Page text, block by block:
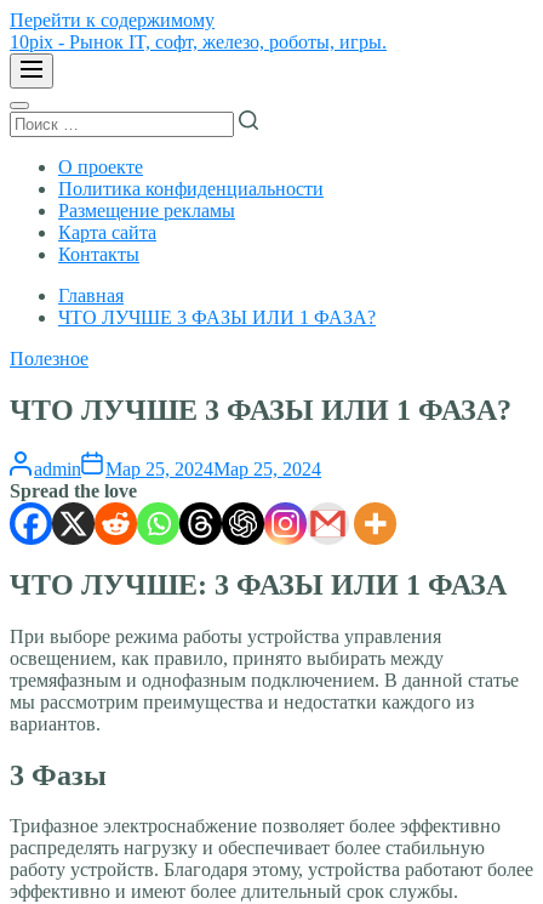
Перейти к содержимому
10pix - Рынок IT, софт, железо, роботы, игры.
О проекте
Политика конфиденциальности
Размещение рекламы
Карта сайта
Контакты
Главная
ЧТО ЛУЧШЕ 3 ФАЗЫ ИЛИ 1 ФАЗА?
Полезное
ЧТО ЛУЧШЕ 3 ФАЗЫ ИЛИ 1 ФАЗА?
admin Мар 25, 2024Мар 25, 2024
Spread the love
ЧТО ЛУЧШЕ: 3 ФАЗЫ ИЛИ 1 ФАЗА
При выборе режима работы устройства управления
освещением, как правило, принято выбирать между
тремяфазным и однофазным подключением. В данной статье
мы рассмотрим преимущества и недостатки каждого из
вариантов.
3 Фазы
Трифазное электроснабжение позволяет более эффективно
распределять нагрузку и обеспечивает более стабильную
работу устройств. Благодаря этому, устройства работают более
эффективно и имеют более длительный срок службы.